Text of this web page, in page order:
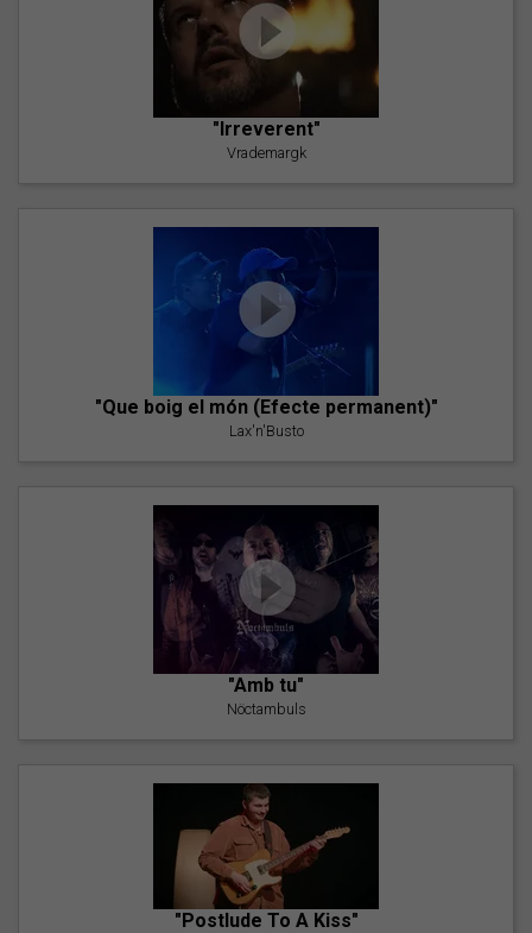
"Irreverent"
Vrademargk
"Que boig el món (Efecte permanent)"
Lax'n'Busto
"Amb tu"
Nöctambuls
"Postlude To A Kiss"